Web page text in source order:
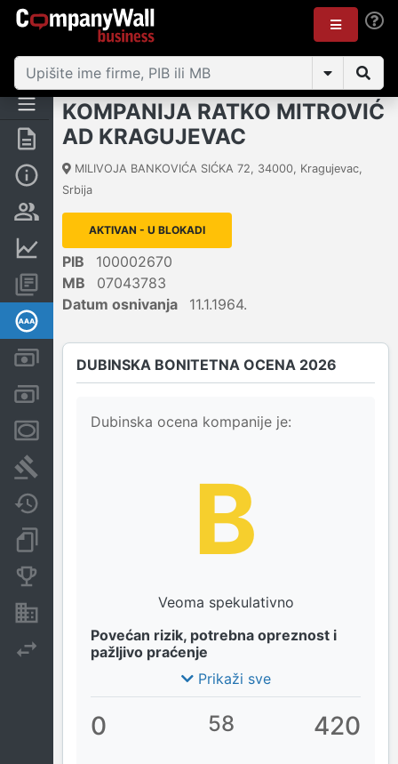
Rezime
Osnovni podaci
Vlasnička struktura
Finansijski podaci
Konsolidovani izveštaji
Kreditni limit kompanije
Menice i zaloge
Nekretnine i imovina
KOMPANIJA RATKO MITROVIĆ
AD KRAGUJEVAC
MILIVOJA BANKOVIĆA SIĆKA 72, 34000, Kragujevac,
Srbija
AKTIVAN - U BLOKADI
PIB
100002670
MB
07043783
Datum osnivanja
11.1.1964.
DUBINSKA BONITETNA OCENA 2026
Dubinska ocena kompanije je:
B
Veoma spekulativno
Povećan rizik, potrebna opreznost i
pažljivo praćenje
Prikaži sve
0 58 420